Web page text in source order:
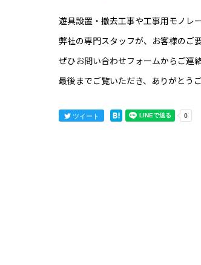
遊具設置・撤去工事や工事用モノレ
弊社の専門スタッフが、お客様のご
ぜひお問い合わせフォームからご連
最後までご覧いただき、ありがとう
ツイート